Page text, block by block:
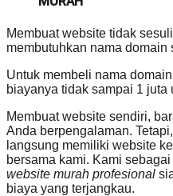
Membuat website tidak
membutuhkan nama domain
Untuk membeli nama
biayanya tidak sampai 1 juta
Membuat website sendiri,
Anda berpengalaman.
langsung memiliki website
bersama kami. Kami
website murah profesional
biaya yang terjangkau.